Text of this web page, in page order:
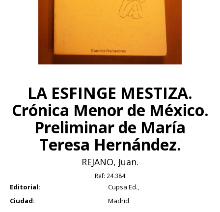
LA ESFINGE MESTIZA.
Crónica Menor de México.
Preliminar de María
Teresa Hernández.
REJANO, Juan.
Ref: 24.384
Editorial:
Cupsa Ed.,
Ciudad:
Madrid